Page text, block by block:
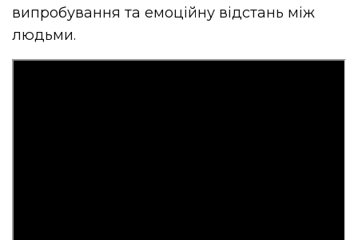
випробування та емоційну відстань між
людьми.